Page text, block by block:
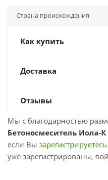
Страна происхождения
Как купить
Доставка
Отзывы
Мы с благодарностью
Бетоносмеситель Иола-
если Вы зарегистрируетесь
уже зарегистрированы,